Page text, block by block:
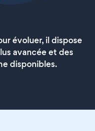
évoluer, il dispose
avancée et des
disponibles.